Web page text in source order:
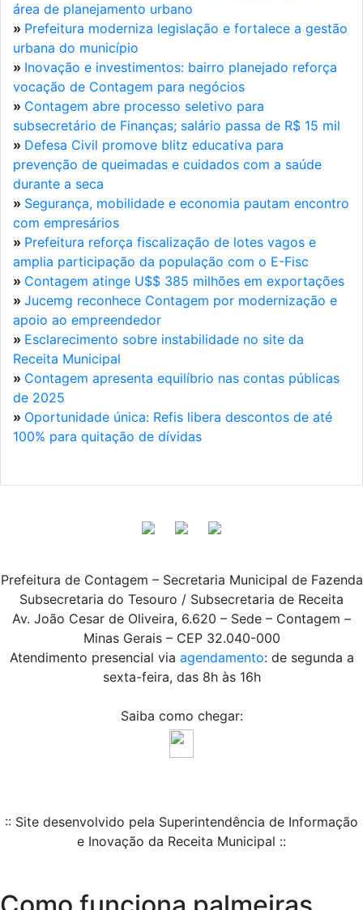
área de planejamento urbano
» Prefeitura moderniza legislação e fortalece a gestão
urbana do município
» Inovação e investimentos: bairro planejado reforça
vocação de Contagem para negócios
» Contagem abre processo seletivo para
subsecretário de Finanças; salário passa de R$ 15 mil
» Defesa Civil promove blitz educativa para
prevenção de queimadas e cuidados com a saúde
durante a seca
» Segurança, mobilidade e economia pautam encontro
com empresários
» Prefeitura reforça fiscalização de lotes vagos e
amplia participação da população com o E-Fisc
» Contagem atinge U$$ 385 milhões em exportações
» Jucemg reconhece Contagem por modernização e
apoio ao empreendedor
» Esclarecimento sobre instabilidade no site da
Receita Municipal
» Contagem apresenta equilíbrio nas contas públicas
de 2025
» Oportunidade única: Refis libera descontos de até
100% para quitação de dívidas
Prefeitura de Contagem – Secretaria Municipal de Fazenda
Subsecretaria do Tesouro / Subsecretaria de Receita
Av. João Cesar de Oliveira, 6.620 – Sede – Contagem –
Minas Gerais – CEP 32.040-000
Atendimento presencial via agendamento: de segunda a
sexta-feira, das 8h às 16h
Saiba como chegar:
:: Site desenvolvido pela Superintendência de Informação
e Inovação da Receita Municipal ::